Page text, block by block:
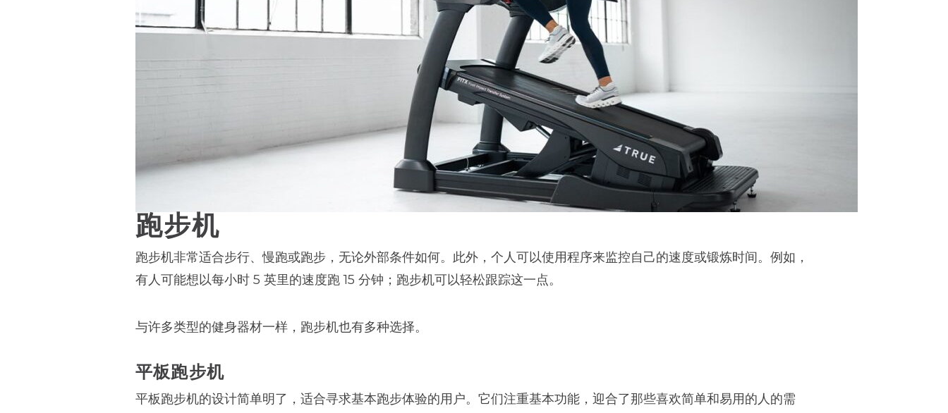
跑步机
跑步机非常适合步行、慢跑或跑步，无论外部条件如何。此外，个人可以使用程序来监控自己的速度或锻炼时间。例如，
有人可能想以每小时 5 英里的速度跑 15 分钟；跑步机可以轻松跟踪这一点。
与许多类型的健身器材一样，跑步机也有多种选择。
平板跑步机
平板跑步机的设计简单明了，适合寻求基本跑步体验的用户。它们注重基本功能，迎合了那些喜欢简单和易用的人的需